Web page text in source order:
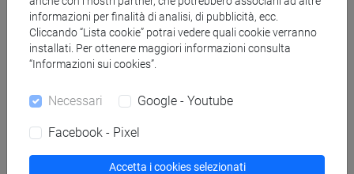
Corsi di studio e percorsi
[FT5] STORIA - Laurea
mondializzazione
archivistico bibliotecario
informazioni per finalità di analisi, di pubblicità, ecc.
Cliccando “Lista cookie” potrai vedere quali cookie verranno
installati. Per ottenere maggiori informazioni consulta
“Informazioni sui cookies”.
Necessari Google - Youtube
Facebook - Pixel
Accetta i cookies selezionati